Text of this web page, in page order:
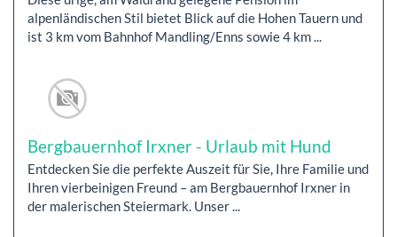
alpenländischen Stil bietet Blick auf die Hohen Tauern und
ist 3 km vom Bahnhof Mandling/Enns sowie 4 km ...
Bergbauernhof Irxner - Urlaub mit Hund
Entdecken Sie die perfekte Auszeit für Sie, Ihre Familie und
Ihren vierbeinigen Freund – am Bergbauernhof Irxner in
der malerischen Steiermark. Unser ...